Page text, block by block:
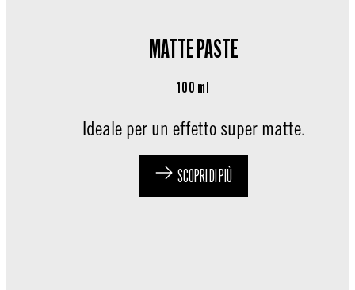
MATTE PASTE
100 ml
Ideale per un effetto super matte.
SCOPRI DI PIÙ